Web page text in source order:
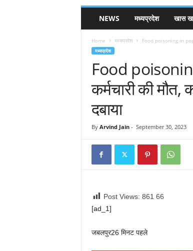
NEWS मध्यप्रदेश खास
Home मध्यप्रदेश Food poisoning in
मध्यप्रदेश
Food
कर्मचारी की
दबाया
By Arvind Jain- September 30, 2023
Post Views: 861 66
[ad_1]
जबलपुर26 मिनट पहले